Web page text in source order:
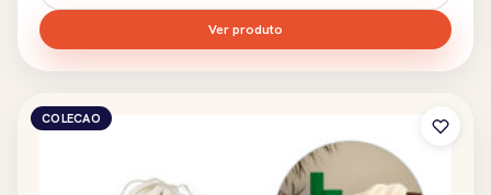
Ver produto
COLECAO